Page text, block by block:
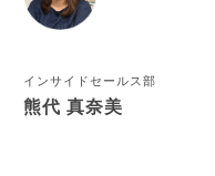
BENEFIT
DIVERSITY
HEALTH CARE
インサイドセールス部
熊代 真奈美